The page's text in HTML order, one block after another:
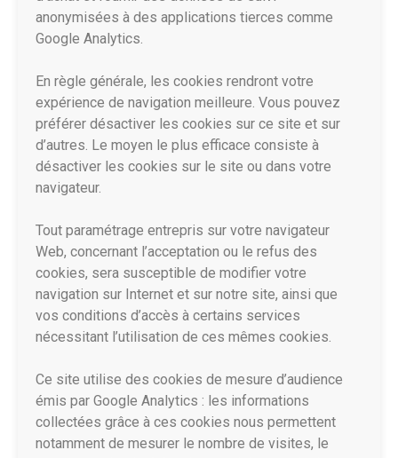
anonymisées à des applications tierces comme
Google Analytics.
En règle générale, les cookies rendront votre
expérience de navigation meilleure. Vous pouvez
préférer désactiver les cookies sur ce site et sur
d’autres. Le moyen le plus efficace consiste à
désactiver les cookies sur le site ou dans votre
navigateur.
Tout paramétrage entrepris sur votre navigateur
Web, concernant l’acceptation ou le refus des
cookies, sera susceptible de modifier votre
navigation sur Internet et sur notre site, ainsi que
vos conditions d’accès à certains services
nécessitant l’utilisation de ces mêmes cookies.
Ce site utilise des cookies de mesure d’audience
émis par Google Analytics : les informations
collectées grâce à ces cookies nous permettent
notamment de mesurer le nombre de visites, le